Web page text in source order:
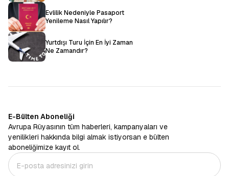
Evlilik Nedeniyle Pasaport
Yenileme Nasıl Yapılır?
Yurtdışı Turu İçin En İyi Zaman
Ne Zamandır?
E-Bülten Aboneliği
Avrupa Rüyasının tüm haberleri, kampanyaları ve
yenilikleri hakkında bilgi almak istiyorsan e bülten
aboneliğimize kayıt ol.